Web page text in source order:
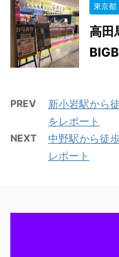
東京都
高田
PREV
新小岩駅から
をレポート
NEXT
中野駅から徒
レポート